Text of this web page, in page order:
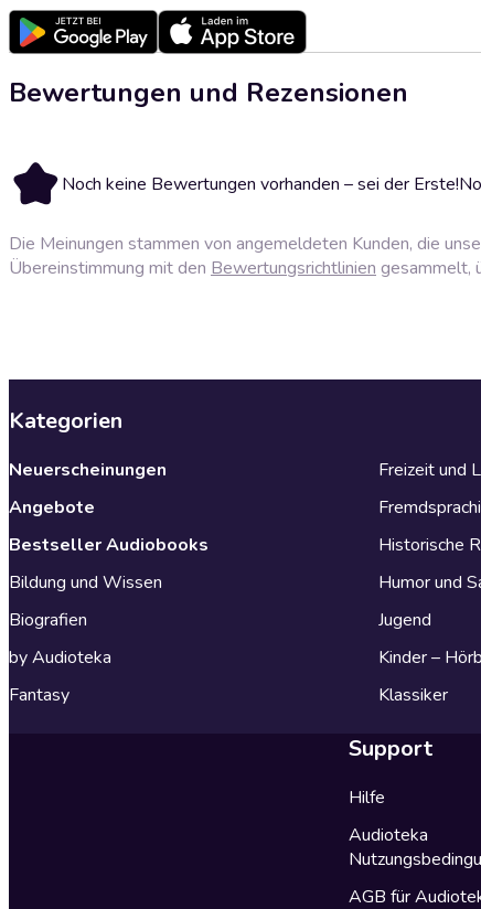
Bewertungen und Rezensionen
Noch keine Bewertungen vorhanden – sei der Erste!
Die Meinungen stammen von angemeldeten Kunden, die
Übereinstimmung mit den Bewertungsrichtlinien gesammelt,
Kategorien
Neuerscheinungen
Angebote
Bestseller Audiobooks
Bildung und Wissen
Biografien
by Audioteka
Fantasy
Freizeit und
Historische
Humor und
Jugend
Kinder –
Klassiker
Support
Hilfe
Audioteka
AGB für